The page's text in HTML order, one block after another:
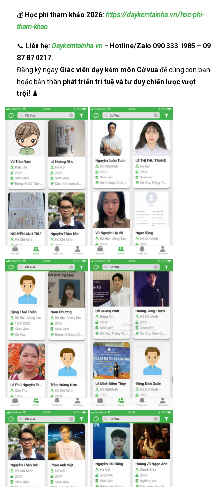
💰 Học phí tham khảo 2026: https://daykemtainha.vn/hoc-phi-
tham-khao
📞 Liên hệ: Daykemtainha.vn – Hotline/Zalo 090 333 1985 – 09
87 87 0217.
Đăng ký ngay Giáo viên dạy kèm môn Cờ vua để cùng con bạn
hoặc bản thân phát triển trí tuệ và tư duy chiến lược vượt
trội! ♟️